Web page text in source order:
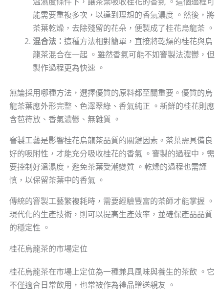
能需要重複多次，以達到理想的香氣濃度 。然後，將
茶葉乾燥，去除殘留的花朵，便製成了桂花烏龍茶 。
混合法： 這種方法相對簡單，直接將乾燥的桂花與烏
龍茶混合在一起 。雖然香氣可能不如窨製法濃鬱，但
製作過程更為快速 。
無論採用哪種方法，選擇優質的原料都至關重要。優質的烏
龍茶葉應外形完整、色澤翠綠、香氣純正 。新鮮的桂花則應
含苞待放、香氣濃鬱、無雜質 。
窨製工藝是影響桂花烏龍茶品質的關鍵因素。茶葉需具備良
好的吸附性，才能充分吸收桂花的香氣 。窨製的過程中，需
要控制好溫濕度，避免茶葉受潮變質 。乾燥的過程也需謹
慎，以保留茶葉中的香氣 。
傳統的窨製工藝繁複耗時，需要經驗豐富的茶師才能掌握 。
現代化的生產技術，則可以提高生產效率，並確保產品品質
的穩定性 。
桂花烏龍茶的市場定位
桂花烏龍茶在市場上定位為一種兼具風味與養生的茶飲 。它
不僅適合日常飲用，也常被作為禮品贈送親友 。